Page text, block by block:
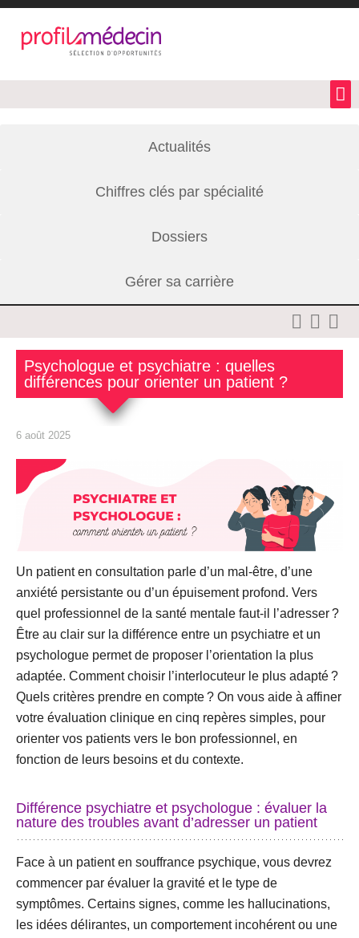
Actualités
Chiffres clés par spécialité
Dossiers
Gérer sa carrière
Psychologue et psychiatre : quelles
différences pour orienter un patient ?
6 août 2025
Un patient en consultation parle d’un mal-être, d’une
anxiété persistante ou d’un épuisement profond. Vers
quel professionnel de la santé mentale faut-il l’adresser ?
Être au clair sur la différence entre un psychiatre et un
psychologue permet de proposer l’orientation la plus
adaptée. Comment choisir l’interlocuteur le plus adapté ?
Quels critères prendre en compte ? On vous aide à affiner
votre évaluation clinique en cinq repères simples, pour
orienter vos patients vers le bon professionnel, en
fonction de leurs besoins et du contexte.
Différence psychiatre et psychologue : évaluer la
nature des troubles avant d’adresser un patient
Face à un patient en souffrance psychique, vous devrez
commencer par évaluer la gravité et le type de
symptômes. Certains signes, comme les hallucinations,
les idées délirantes, un comportement incohérent ou une